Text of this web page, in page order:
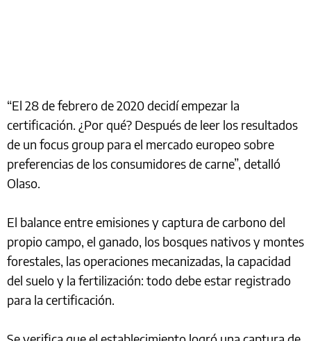
“El 28 de febrero de 2020 decidí empezar la
certificación. ¿Por qué? Después de leer los resultados
de un focus group para el mercado europeo sobre
preferencias de los consumidores de carne”, detalló
Olaso.
El balance entre emisiones y captura de carbono del
propio campo, el ganado, los bosques nativos y montes
forestales, las operaciones mecanizadas, la capacidad
del suelo y la fertilización: todo debe estar registrado
para la certificación.